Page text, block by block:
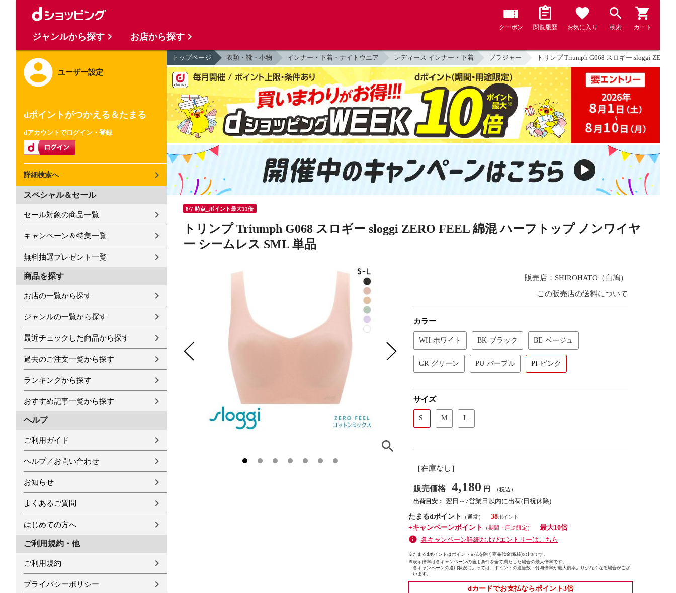
クーポン 閲覧履歴 お気に入り 検索 カート
ユーザー設定
dポイントがつかえる＆たまる
dアカウントでログイン・登録
詳細検索へ
スペシャル＆セール
セール対象の商品一覧
キャンペーン＆特集一覧
無料抽選プレゼント一覧
商品を探す
お店の一覧から探す
ジャンルの一覧から探す
最近チェックした商品から探す
過去のご注文一覧から探す
ランキングから探す
おすすめ記事一覧から探す
ヘルプ
ご利用ガイド
ヘルプ／お問い合わせ
お知らせ
よくあるご質問
はじめての方へ
ご利用規約・他
ご利用規約
プライバシーポリシー
トップページ 衣類・靴・小物 インナー・下着・ナイトウエア レディース インナー・下着 ブラジャー トリンプ Triumph G068 スロギー sloggi ZERO
8/7 時点_ポイント最大11倍
トリンプ Triumph G068 スロギー sloggi ZERO FEEL 綿混 ハーフトップ ノンワイヤ
ー シームレス SML 単品
販売店：SHIROHATO（白鳩）
この販売店の送料について
カラー
WH-ホワイト BK-ブラック BE-ベージュ
GR-グリーン PU-パープル PI-ピンク
サイズ
S M L
［在庫なし］
販売価格 4,180 円 （税込）
出荷目安： 翌日～7営業日以内に出荷(日祝休除)
たまるdポイント
（通常）
38
+キャンペーンポイント
（期間・用途限定）
最大10倍
各キャンペーン詳細およびエントリーはこちら
※たまるdポイントはポイント支払を除く商品代金(税抜)の1％です。
※表示倍率は各キャンペーンの適用条件を全て満たした場合の最大倍率です。
各キャンペーンの適用状況によっては、ポイントの進呈数・付与倍率が最大倍率より少なくなる場合がござ
います。
dカードでお支払ならポイント3倍
ジャンルから探す お店から探す